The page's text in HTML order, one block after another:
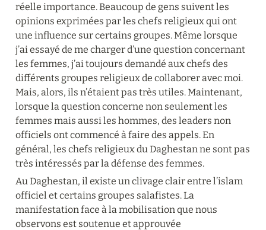
réelle importance. Beaucoup de gens suivent les
opinions exprimées par les chefs religieux qui ont
une influence sur certains groupes. Même lorsque
j’ai essayé de me charger d’une question concernant
les femmes, j’ai toujours demandé aux chefs des
différents groupes religieux de collaborer avec moi.
Mais, alors, ils n’étaient pas très utiles. Maintenant,
lorsque la question concerne non seulement les
femmes mais aussi les hommes, des leaders non
officiels ont commencé à faire des appels. En
général, les chefs religieux du Daghestan ne sont pas
très intéressés par la défense des femmes.
Au Daghestan, il existe un clivage clair entre l’islam
officiel et certains groupes salafistes. La
manifestation face à la mobilisation que nous
observons est soutenue et approuvée